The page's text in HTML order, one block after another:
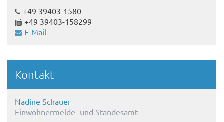
+49 39403-1580
+49 39403-158299
E-Mail
Kontakt
Nadine Schauer
Einwohnermelde- und Standesamt